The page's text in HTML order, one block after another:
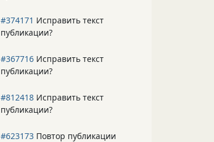
#374171 Исправить текст
публикации?
#367716 Исправить текст
публикации?
#812418 Исправить текст
публикации?
#623173 Повтор публикации